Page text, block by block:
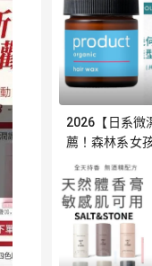
2026【日系微
薦！森林系女